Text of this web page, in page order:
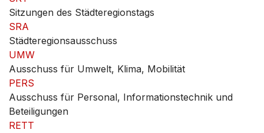
Sitzungen des Städteregionstags
SRA
Städteregionsausschuss
UMW
Ausschuss für Umwelt, Klima, Mobilität
PERS
Ausschuss für Personal, Informationstechnik und
Beteiligungen
RETT